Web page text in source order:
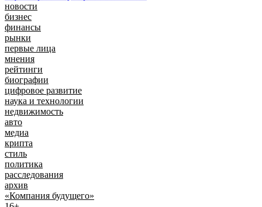
новости
бизнес
финансы
рынки
первые лица
мнения
рейтинги
биографии
цифровое развитие
наука и технологии
недвижимость
авто
медиа
крипта
стиль
политика
расследования
архив
«Компания будущего»